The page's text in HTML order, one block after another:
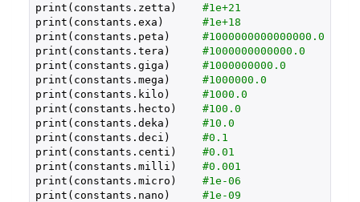
print(constants.zetta) #1e+21
print(constants.exa) #1e+18
print(constants.peta) #1000000000000000.0
print(constants.tera) #1000000000000.0
print(constants.giga) #1000000000.0
print(constants.mega) #1000000.0
print(constants.kilo) #1000.0
print(constants.hecto) #100.0
print(constants.deka) #10.0
print(constants.deci) #0.1
print(constants.centi) #0.01
print(constants.milli) #0.001
print(constants.micro) #1e-06
print(constants.nano) #1e-09